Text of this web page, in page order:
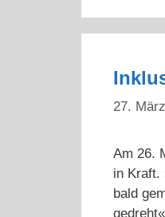
27.
Am 26.
in Kraft.
bald